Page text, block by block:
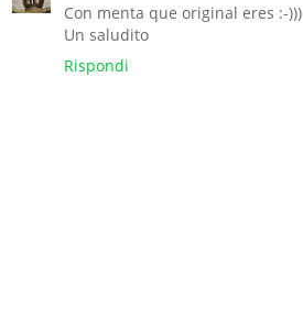
Con menta que original eres :-)))
Un saludito
Rispondi